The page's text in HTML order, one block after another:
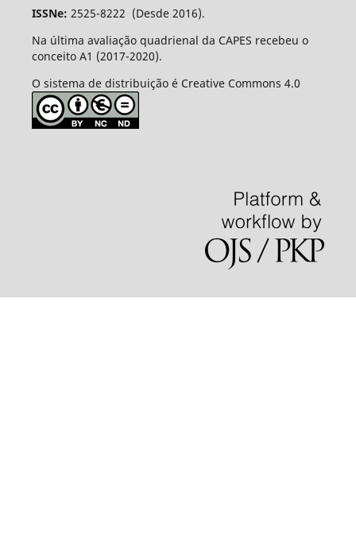
ISSNe: 2525-8222 (Desde 2016).
Na última avaliação quadrienal da CAPES recebeu o
conceito A1 (2017-2020).
O sistema de distribuição é Creative Commons 4.0